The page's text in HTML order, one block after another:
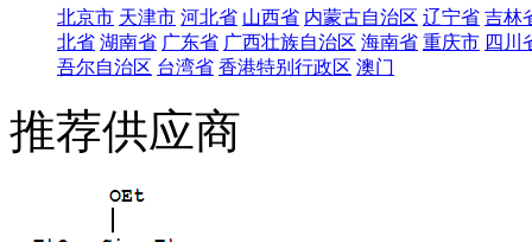
北京市 天津市 河北省 山西省 内蒙古自治区 辽宁省 吉林
北省 湖南省 广东省 广西壮族自治区 海南省 重庆市 四川
吾尔自治区 台湾省 香港特别行政区 澳门
推荐供应商